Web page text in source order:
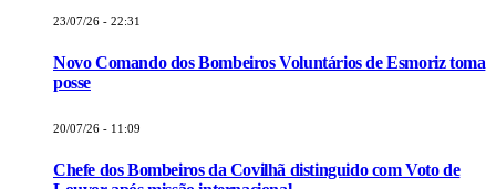
23/07/26 - 22:31
Novo Comando dos Bombeiros Voluntários de Esmoriz toma
posse
20/07/26 - 11:09
Chefe dos Bombeiros da Covilhã distinguido com Voto de